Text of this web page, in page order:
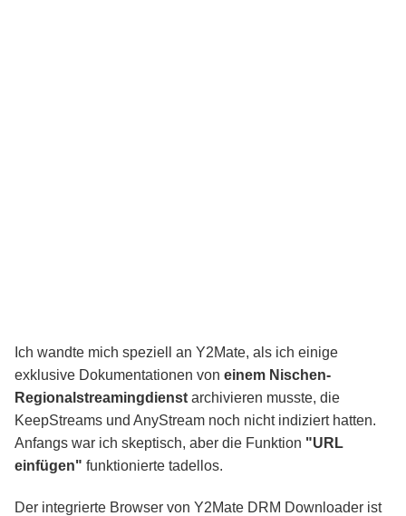
Ich wandte mich speziell an Y2Mate, als ich einige
exklusive Dokumentationen von einem Nischen-
Regionalstreamingdienst archivieren musste, die
KeepStreams und AnyStream noch nicht indiziert hatten.
Anfangs war ich skeptisch, aber die Funktion "URL
einfügen" funktionierte tadellos.
Der integrierte Browser von Y2Mate DRM Downloader ist